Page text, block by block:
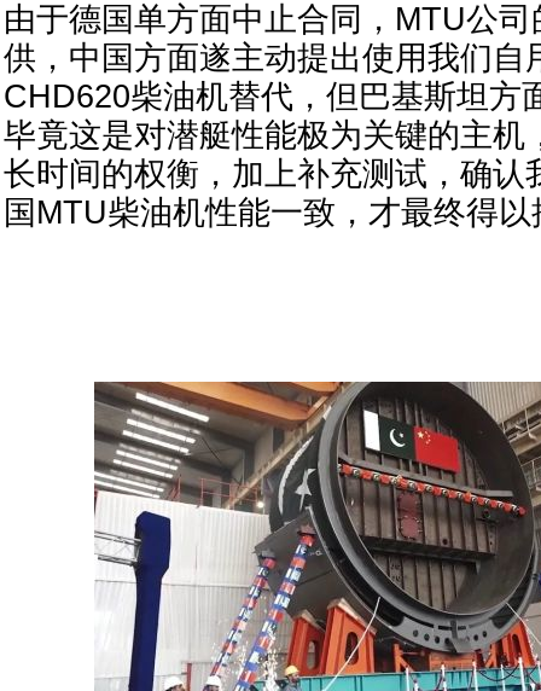
由于德国单方面中止合同，MTU公
供，中国方面遂主动提出使用我们自
CHD620柴油机替代，但巴基斯坦方
毕竟这是对潜艇性能极为关键的主机
长时间的权衡，加上补充测试，确认
国MTU柴油机性能一致，才最终得